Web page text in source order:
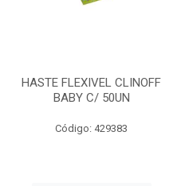
HASTE FLEXIVEL CLINOFF
BABY C/ 50UN
Código: 429383